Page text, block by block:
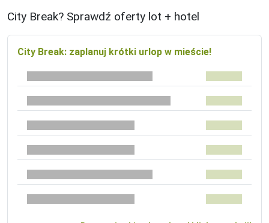
City Break? Sprawdź oferty lot + hotel
City Break: zaplanuj krótki urlop w mieście!